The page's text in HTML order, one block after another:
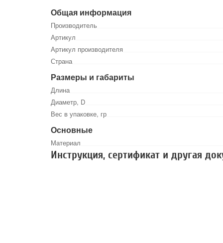
Общая информация
Производитель
Артикул
Артикул производителя
Страна
Размеры и габариты
Длина
Диаметр, D
Вес в упаковке, гр
Основные
Материал
Инструкция, сертификат и другая